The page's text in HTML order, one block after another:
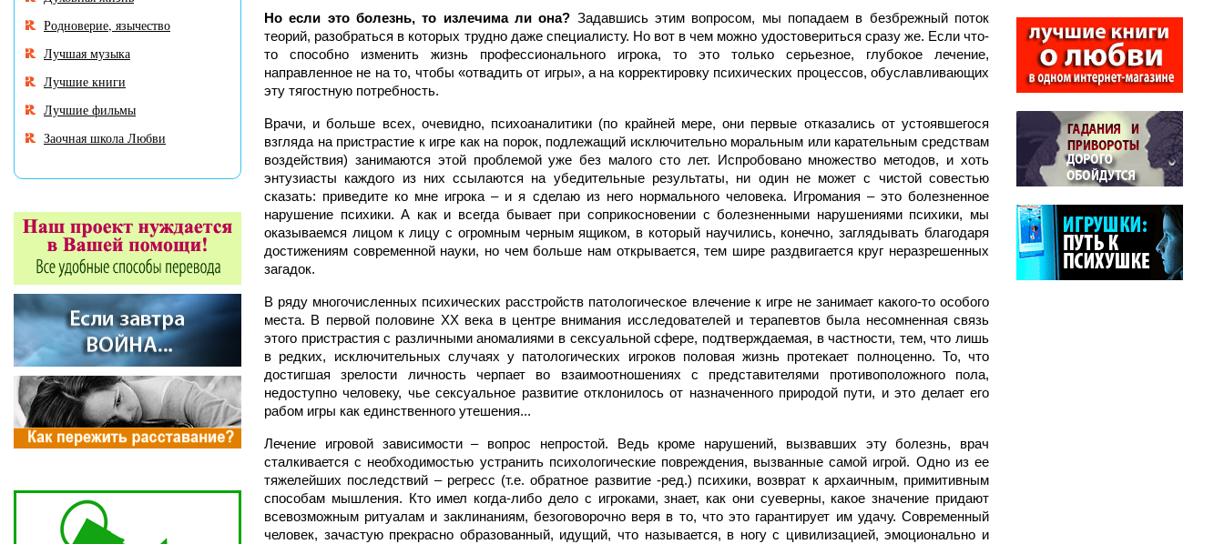
Но если это болезнь, то излечима ли она? Задавшись этим вопросом, мы попадаем в безбрежный поток
теорий, разобраться в которых трудно даже специалисту. Но вот в чем можно удостовериться сразу же. Если что-
то способно изменить жизнь профессионального игрока, то это только серьезное, глубокое лечение,
направленное не на то, чтобы «отвадить от игры», а на корректировку психических процессов, обуславливающих
эту тягостную потребность.
Врачи, и больше всех, очевидно, психоаналитики (по крайней мере, они первые отказались от устоявшегося
взгляда на пристрастие к игре как на порок, подлежащий исключительно моральным или карательным средствам
воздействия) занимаются этой проблемой уже без малого сто лет. Испробовано множество методов, и хоть
энтузиасты каждого из них ссылаются на убедительные результаты, ни один не может с чистой совестью
сказать: приведите ко мне игрока – и я сделаю из него нормального человека. Игромания – это болезненное
нарушение психики. А как и всегда бывает при соприкосновении с болезненными нарушениями психики, мы
оказываемся лицом к лицу с огромным черным ящиком, в который научились, конечно, заглядывать благодаря
достижениям современной науки, но чем больше нам открывается, тем шире раздвигается круг неразрешенных
загадок.
В ряду многочисленных психических расстройств патологическое влечение к игре не занимает какого-то особого
места. В первой половине XX века в центре внимания исследователей и терапевтов была несомненная связь
этого пристрастия с различными аномалиями в сексуальной сфере, подтверждаемая, в частности, тем, что лишь
в редких, исключительных случаях у патологических игроков половая жизнь протекает полноценно. То, что
достигшая зрелости личность черпает во взаимоотношениях с представителями противоположного пола,
недоступно человеку, чье сексуальное развитие отклонилось от назначенного природой пути, и это делает его
рабом игры как единственного утешения...
Лечение игровой зависимости – вопрос непростой. Ведь кроме нарушений, вызвавших эту болезнь, врач
сталкивается с необходимостью устранить психологические повреждения, вызванные самой игрой. Одно из ее
тяжелейших последствий – регресс (т.е. обратное развитие -ред.) психики, возврат к архаичным, примитивным
способам мышления. Кто имел когда-либо дело с игроками, знает, как они суеверны, какое значение придают
всевозможным ритуалам и заклинаниям, безоговорочно веря в то, что это гарантирует им удачу. Современный
человек, зачастую прекрасно образованный, идущий, что называется, в ногу с цивилизацией, эмоционально и
Родноверие, язычество
Лучшая музыка
Лучшие книги
Лучшие фильмы
Заочная школа Любви